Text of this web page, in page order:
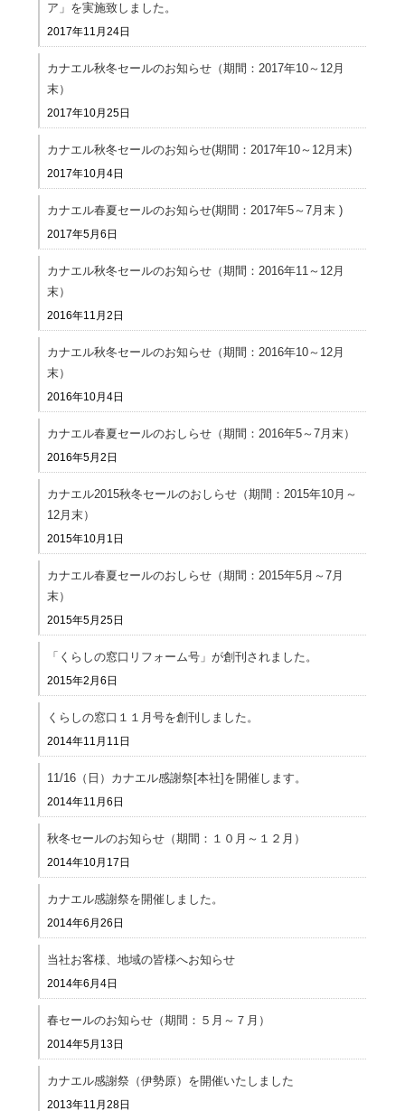
ア」を実施致しました。
2017年11月24日
カナエル秋冬セールのお知らせ（期間：2017年10～12月
末）
2017年10月25日
カナエル秋冬セールのお知らせ(期間：2017年10～12月末)
2017年10月4日
カナエル春夏セールのお知らせ(期間：2017年5～7月末 )
2017年5月6日
カナエル秋冬セールのお知らせ（期間：2016年11～12月
末）
2016年11月2日
カナエル秋冬セールのお知らせ（期間：2016年10～12月
末）
2016年10月4日
カナエル春夏セールのおしらせ（期間：2016年5～7月末）
2016年5月2日
カナエル2015秋冬セールのおしらせ（期間：2015年10月～
12月末）
2015年10月1日
カナエル春夏セールのおしらせ（期間：2015年5月～7月
末）
2015年5月25日
「くらしの窓口リフォーム号」が創刊されました。
2015年2月6日
くらしの窓口１１月号を創刊しました。
2014年11月11日
11/16（日）カナエル感謝祭[本社]を開催します。
2014年11月6日
秋冬セールのお知らせ（期間：１０月～１２月）
2014年10月17日
カナエル感謝祭を開催しました。
2014年6月26日
当社お客様、地域の皆様へお知らせ
2014年6月4日
春セールのお知らせ（期間：５月～７月）
2014年5月13日
カナエル感謝祭（伊勢原）を開催いたしました
2013年11月28日